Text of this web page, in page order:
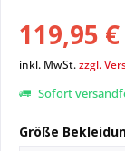
119,95
inkl. MwSt.zzgl.
Sofort
Größe